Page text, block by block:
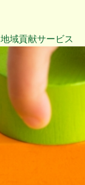
地域貢献サービス